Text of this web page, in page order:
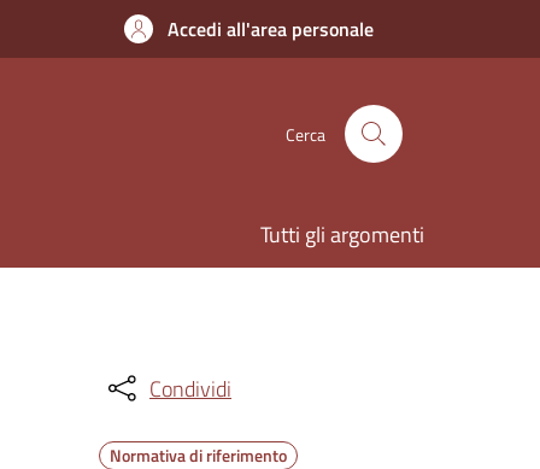
Accedi all'area personale
Cerca
Tutti gli argomenti
Condividi
Normativa di riferimento